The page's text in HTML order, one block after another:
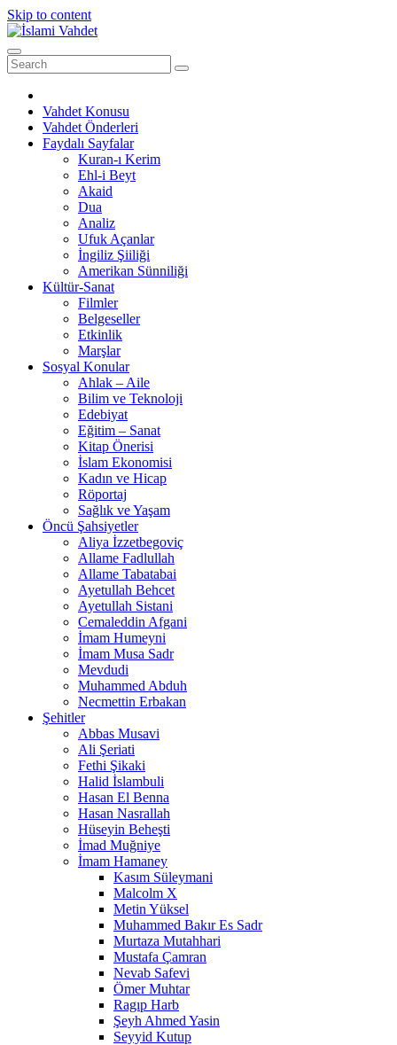
Skip to content
Vahdet Konusu
Vahdet Önderleri
Faydalı Sayfalar
Kuran-ı Kerim
Ehl-i Beyt
Akaid
Dua
Analiz
Ufuk Açanlar
İngiliz Şiiliği
Amerikan Sünniliği
Kültür-Sanat
Filmler
Belgeseller
Etkinlik
Marşlar
Sosyal Konular
Ahlak – Aile
Bilim ve Teknoloji
Edebiyat
Eğitim – Sanat
Kitap Önerisi
İslam Ekonomisi
Kadın ve Hicap
Röportaj
Sağlık ve Yaşam
Öncü Şahsiyetler
Aliya İzzetbegoviç
Allame Fadlullah
Allame Tabatabai
Ayetullah Behcet
Ayetullah Sistani
Cemaleddin Afgani
İmam Humeyni
İmam Musa Sadr
Mevdudi
Muhammed Abduh
Necmettin Erbakan
Şehitler
Abbas Musavi
Ali Şeriati
Fethi Şikaki
Halid İslambuli
Hasan El Benna
Hasan Nasrallah
Hüseyin Beheşti
İmad Muğniye
İmam Hamaney
Kasım Süleymani
Malcolm X
Metin Yüksel
Muhammed Bakır Es Sadr
Murtaza Mutahhari
Mustafa Çamran
Nevab Safevi
Ömer Muhtar
Ragıp Harb
Şeyh Ahmed Yasin
Seyyid Kutup